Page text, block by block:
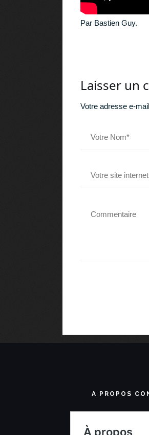
Par Bastien Guy.
Laisser un
Votre adresse e-
A PROPOS